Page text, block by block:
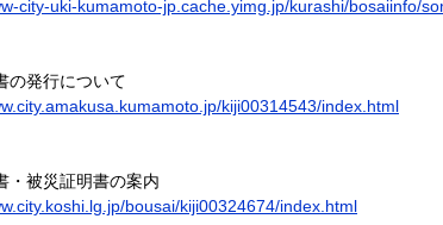
city-uki-kumamoto-jp.cache.yimg.jp/kurashi/bosaiinfo/
の発行について
kiji00314543/index.html
・被災証明書の案内
bousai/kiji00324674/index.html